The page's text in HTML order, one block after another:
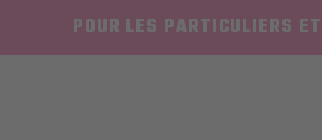
POUR LES PARTICULIERS